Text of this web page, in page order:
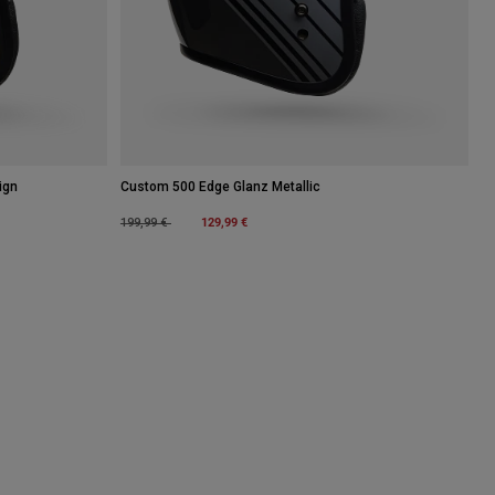
Custom 500 Edge Glanz Metallic
Price reduced from
199,99 €to 129,99 €